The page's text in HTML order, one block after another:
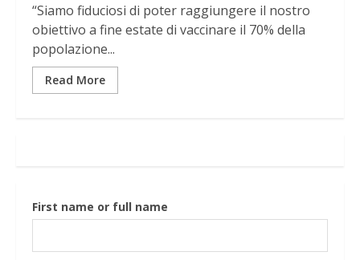
“Siamo fiduciosi di poter raggiungere il nostro
obiettivo a fine estate di vaccinare il 70% della
popolazione...
Read More
First name or full name